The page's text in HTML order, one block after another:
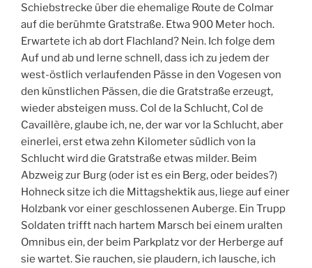
Schiebstrecke über die ehemalige Route de Colmar
auf die berühmte Gratstraße. Etwa 900 Meter hoch.
Erwartete ich ab dort Flachland? Nein. Ich folge dem
Auf und ab und lerne schnell, dass ich zu jedem der
west-östlich verlaufenden Pässe in den Vogesen von
den künstlichen Pässen, die die Gratstraße erzeugt,
wieder absteigen muss. Col de la Schlucht, Col de
Cavaillère, glaube ich, ne, der war vor la Schlucht, aber
einerlei, erst etwa zehn Kilometer südlich von la
Schlucht wird die Gratstraße etwas milder. Beim
Abzweig zur Burg (oder ist es ein Berg, oder beides?)
Hohneck sitze ich die Mittagshektik aus, liege auf einer
Holzbank vor einer geschlossenen Auberge. Ein Trupp
Soldaten trifft nach hartem Marsch bei einem uralten
Omnibus ein, der beim Parkplatz vor der Herberge auf
sie wartet. Sie rauchen, sie plaudern, ich lausche, ich